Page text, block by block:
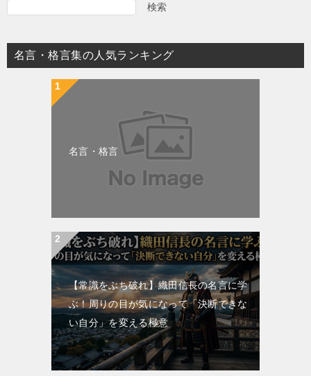
検索
名言・格言集の人気ランキング
名言・格言
【常識をぶち破れ】織田信長の名言に学
ぶ！周りの目が気になって「決断できな
い自分」を変える極意